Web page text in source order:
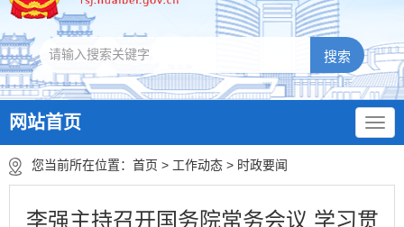
网站首页
您当前所在位置： 首页 > 工作动态 > 时政要闻
李强主持召开国务院常务会议 学习贯